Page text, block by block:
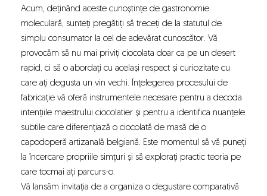
Acum, deținând aceste cunoștințe de gastronomie
moleculară, sunteți pregătiți să treceți de la statutul de
simplu consumator la cel de adevărat cunoscător. Vă
provocăm să nu mai priviți ciocolata doar ca pe un desert
rapid, ci să o abordați cu același respect și curiozitate cu
care ați degusta un vin vechi. Înțelegerea procesului de
fabricație vă oferă instrumentele necesare pentru a decoda
intențiile maestrului ciocolatier și pentru a identifica nuanțele
subtile care diferențiază o ciocolată de masă de o
capodoperă artizanală belgiană. Este momentul să vă puneți
la încercare propriile simțuri și să explorați practic teoria pe
care tocmai ați parcurs-o.
Vă lansăm invitația de a organiza o degustare comparativă